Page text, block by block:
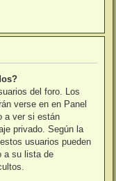
del foro. Los
verse en en Panel
a ver si están
privado. Según la
usuarios pueden
a su lista de